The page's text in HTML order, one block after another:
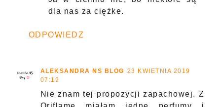
dla nas za ciężke.
ODPOWIEDZ
ALEKSANDRA NS BLOG 23 KWIETNIA 2019
07:19
Nie znam tej propozycji zapachowej. Z